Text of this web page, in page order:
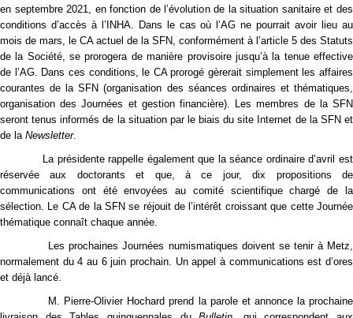
en septembre 2021, en fonction de l’évolution de la situation sanitaire et des
conditions d’accès à l’INHA. Dans le cas où l’AG ne pourrait avoir lieu au
mois de mars, le CA actuel de la SFN, conformément à l’article 5 des Statuts
de la Société, se prorogera de manière provisoire jusqu’à la tenue effective
de l’AG. Dans ces conditions, le CA prorogé gèrerait simplement les affaires
courantes de la SFN (organisation des séances ordinaires et thématiques,
organisation des Journées et gestion financière). Les membres de la SFN
seront tenus informés de la situation par le biais du site Internet de la SFN et
de la Newsletter.
La présidente rappelle également que la séance ordinaire d’avril est
réservée aux doctorants et que, à ce jour, dix propositions de
communications ont été envoyées au comité scientifique chargé de la
sélection. Le CA de la SFN se réjouit de l’intérêt croissant que cette Journée
thématique connaît chaque année.
Les prochaines Journées numismatiques doivent se tenir à Metz,
normalement du 4 au 6 juin prochain. Un appel à communications est d’ores
et déjà lancé.
M. Pierre-Olivier Hochard prend la parole et annonce la prochaine